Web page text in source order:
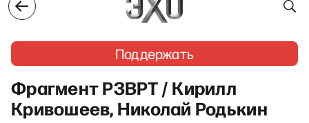
Поддержать
Фрагмент РЗВРТ / Кирилл
Кривошеев, Николай Родькин